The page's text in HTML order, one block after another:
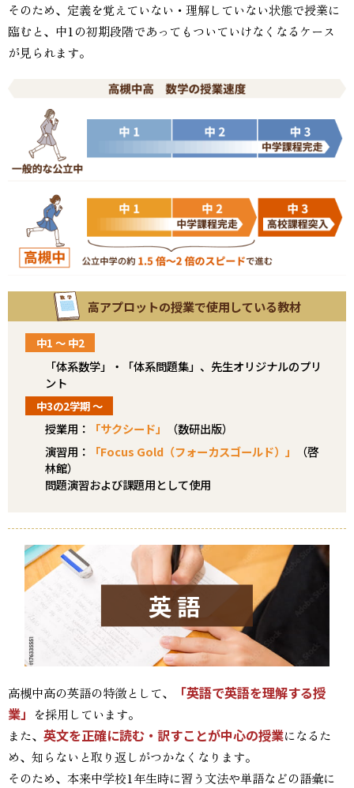
そのため、定義を覚えていない・理解していない状態で授業に
臨むと、中1の初期段階であってもついていけなくなるケース
が見られます。
高アプロットの授業で使用している教材
中1 〜 中2
「体系数学」・「体系問題集」、先生オリジナルのプリ
ント
中3の2学期 〜
授業用： 「サクシード」
（数研出版）
演習用：
「Focus Gold（フォーカスゴールド）」
（啓
林館）
問題演習および課題用として使用
英語
高槻中高の英語の特徴として、
「英語で英語を理解する授
業」 を採用しています。
また、 英文を正確に読む・訳すことが中心の授業になるた
め、知らないと取り返しがつかなくなります。
そのため、本来中学校1年生時に習う文法や単語などの語彙に